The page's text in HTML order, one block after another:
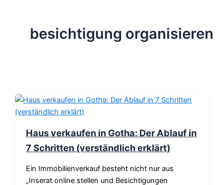
besichtigung organisieren
Haus verkaufen in Gotha: Der Ablauf in
7 Schritten (verständlich erklärt)
Ein Immobilienverkauf besteht nicht nur aus
„Inserat online stellen und Besichtigungen